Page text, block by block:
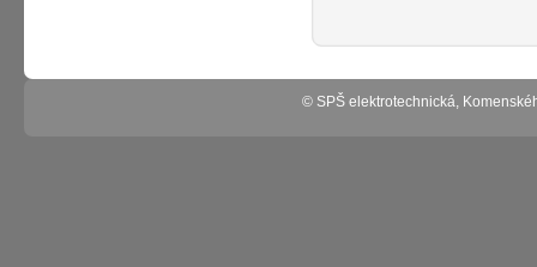
© SPŠ elektrotechnická,